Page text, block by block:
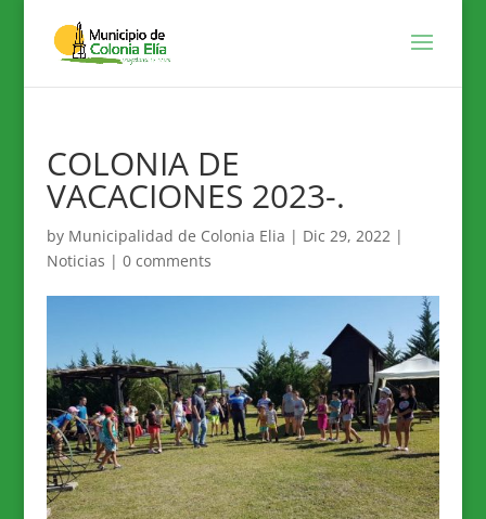
COLONIA DE
VACACIONES 2023-.
by Municipalidad de Colonia Elia | Dic 29, 2022|
Noticias | 0 comments